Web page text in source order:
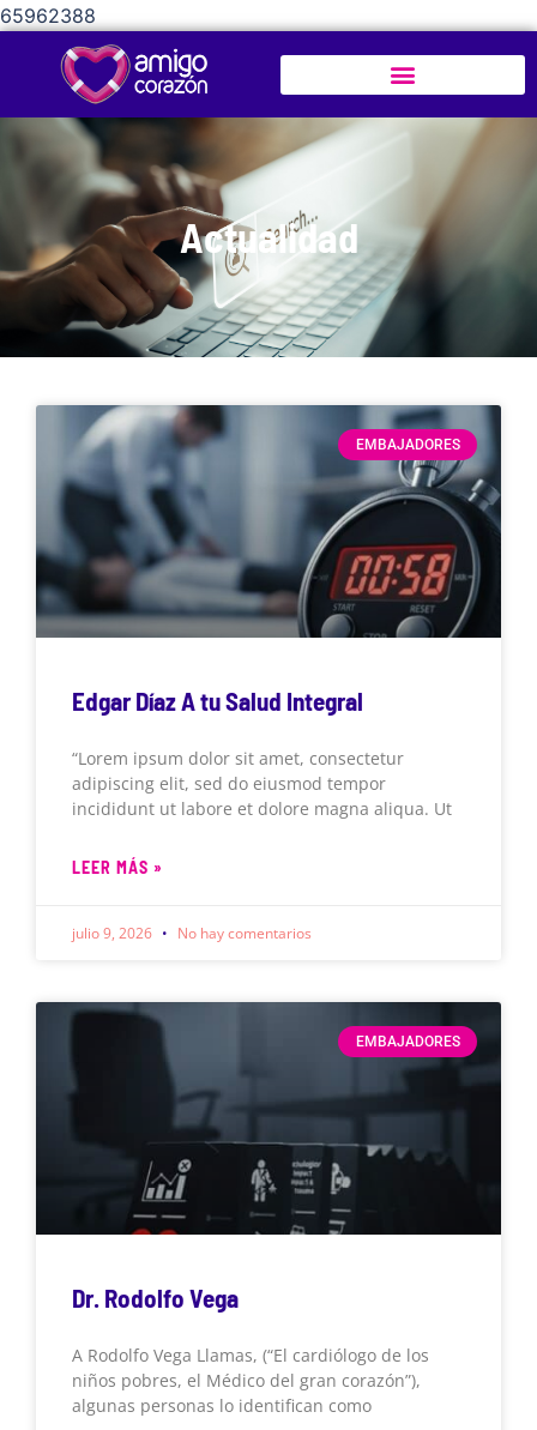
65962388
Actualidad
EMBAJADORES
Edgar Díaz A tu Salud Integral
“Lorem ipsum dolor sit amet, consectetur
adipiscing elit, sed do eiusmod tempor
incididunt ut labore et dolore magna aliqua. Ut
LEER MÁS »
julio 9, 2026 No hay comentarios
EMBAJADORES
Dr. Rodolfo Vega
A Rodolfo Vega Llamas, (“El cardiólogo de los
niños pobres, el Médico del gran corazón”),
algunas personas lo identifican como